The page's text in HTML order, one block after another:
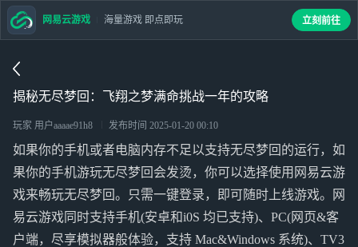
揭秘无尽梦回：飞翔之梦满命挑战一年的攻略
玩家 用户aaaae91h8 发布时间 2025-01-20 00:10
如果你的手机或者电脑内存不足以支持无尽梦回的运行，如
果你的手机游玩无尽梦回会发烫，你可以选择使用网易云游
戏来畅玩无尽梦回。只需一键登录，即可随时上线游戏。网
易云游戏同时支持手机(安卓和i0S 均已支持)、PC(网页&客
户端，尽享模拟器般体验，支持 Mac&Windows 系统)、TV3
网易云游戏 海量游戏 即点即玩 立刻前往